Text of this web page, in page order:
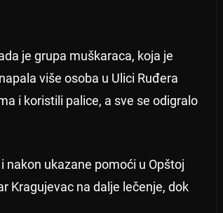
je grupa muškaraca, koja je
više osoba u Ulici Ruđera
i koristili palice, a sve se odigralo
ukazane pomoći u Opštoj
Kragujevac na dalje lečenje, dok